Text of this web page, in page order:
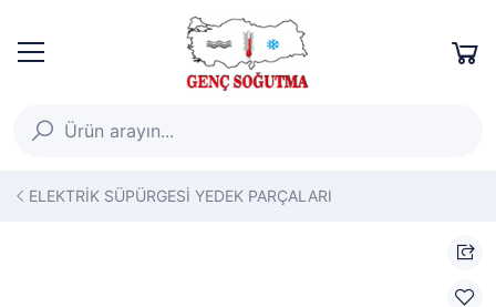
ELEKTRİK SÜPÜRGESİ YEDEK PARÇALARI